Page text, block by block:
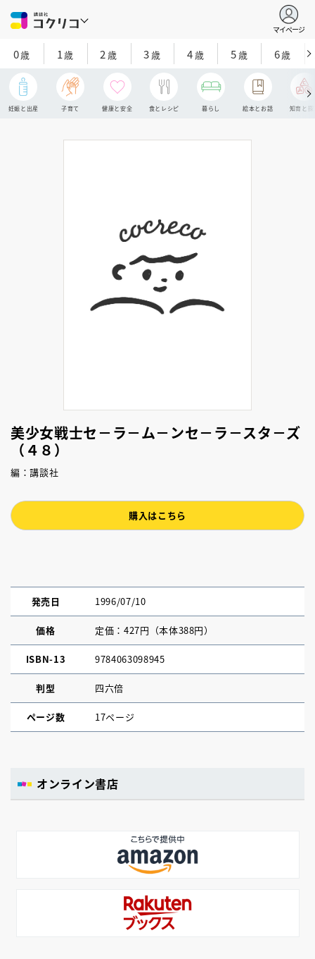
マイページ
0歳 1歳 2 歳 3歳 4歳 5歳 6歳
妊娠と出産 子育て 健康と安全 食とレシピ 暮らし 絵本とお話 知育と探
美少女戦士セ－ラ－ム－ンセ－ラ－スタ－ズ
（４８）
編：講談社
購入はこちら
発売日 1996/07/10
価格 定価：427円（本体388円）
ISBN-13 9784063098945
判型 四六倍
ページ数 17ページ
オンライン書店